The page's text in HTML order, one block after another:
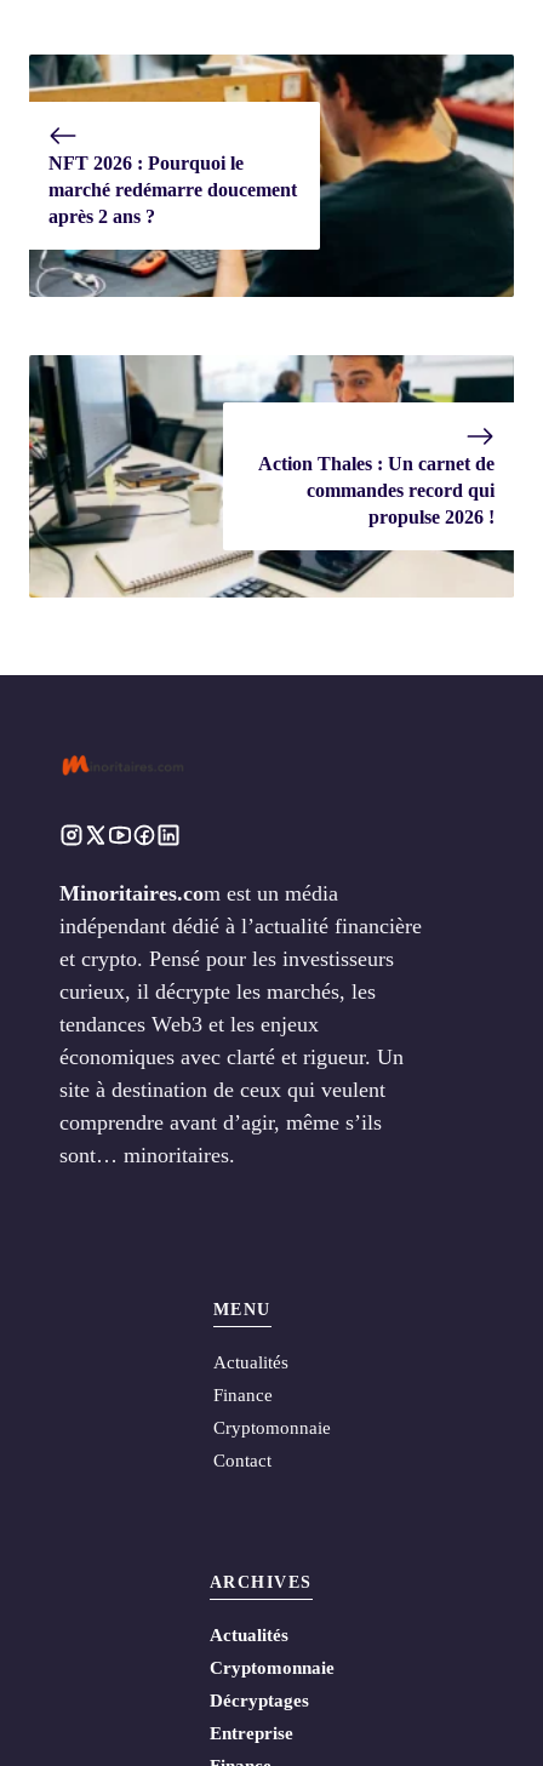
NFT 2026 : Pourquoi le
marché redémarre doucement
après 2 ans ?
Action Thales : Un carnet de
commandes record qui
propulse 2026 !
Minoritaires.com est un média
indépendant dédié à l’actualité financière
et crypto. Pensé pour les investisseurs
curieux, il décrypte les marchés, les
tendances Web3 et les enjeux
économiques avec clarté et rigueur. Un
site à destination de ceux qui veulent
comprendre avant d’agir, même s’ils
sont… minoritaires.
MENU
Actualités
Finance
Cryptomonnaie
Contact
ARCHIVES
Actualités
Cryptomonnaie
Décryptages
Entreprise